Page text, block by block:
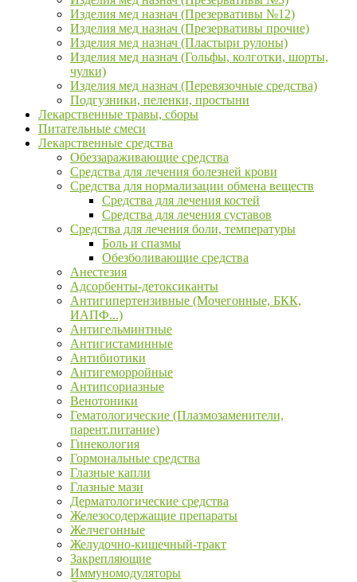
Изделия мед назнач (Презервативы №12)
Изделия мед назнач (Презервативы прочие)
Изделия мед назнач (Пластыри рулоны)
Изделия мед назнач (Гольфы, колготки, шорты,
чулки)
Изделия мед назнач (Перевязочные средства)
Подгузники, пеленки, простыни
Лекарственные травы, сборы
Питательные смеси
Лекарственные средства
Обеззараживающие средства
Средства для лечения болезней крови
Средства для нормализации обмена веществ
Средства для лечения костей
Средства для лечения суставов
Средства для лечения боли, температуры
Боль и спазмы
Обезболивающие средства
Анестезия
Адсорбенты-детоксиканты
Антигипертензивные (Мочегонные, БКК,
ИАПФ...)
Антигельминтные
Антигистаминные
Антибиотики
Антигеморройные
Антипсориазные
Венотоники
Гематологические (Плазмозаменители,
парент.питание)
Гинекология
Гормональные средства
Глазные капли
Глазные мази
Дерматологические средства
Железосодержащие препараты
Желчегонные
Желудочно-кишечный-тракт
Закрепляющие
Иммуномодуляторы